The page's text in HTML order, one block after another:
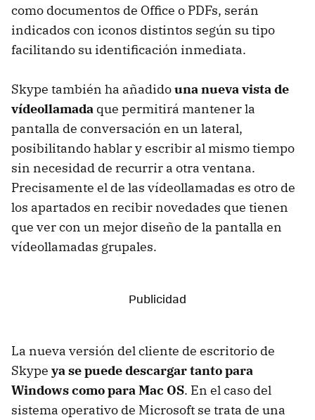
como documentos de Office o PDFs, serán
indicados con iconos distintos según su tipo
facilitando su identificación inmediata.
Skype también ha añadidouna nueva vista de
vídeollamada que permitirá mantener la
pantalla de conversación en un lateral,
posibilitando hablar y escribir al mismo tiempo
sin necesidad de recurrir a otra ventana.
Precisamente el de las vídeollamadas es otro de
los apartados en recibir novedades que tienen
que ver con un mejor diseño de la pantalla en
vídeollamadas grupales.
La nueva versión del cliente de escritorio de
Skype ya se puede descargar tanto para
Windows como para Mac OS. En el caso del
sistema operativo de Microsoft se trata de una